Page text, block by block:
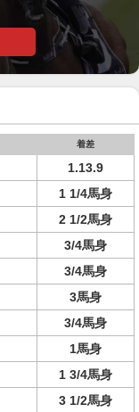
着差
1.13.9
1 1/4馬身
2 1/2馬身
3/4馬身
3/4馬身
3馬身
3/4馬身
1馬身
1 3/4馬身
3 1/2馬身